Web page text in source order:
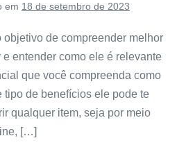
em 18 de setembro de 2023
de compreender melhor
entender como ele é relevante
que você compreenda como
tipo de benefícios ele pode te
qualquer item, seja por meio
[…]